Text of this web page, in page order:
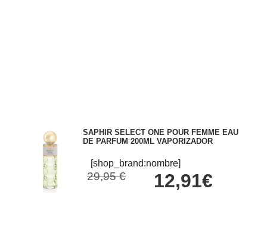
SAPHIR SELECT ONE POUR FEMME EAU
DE PARFUM 200ML VAPORIZADOR
[shop_brand:nombre]
29,95 € 12,91€